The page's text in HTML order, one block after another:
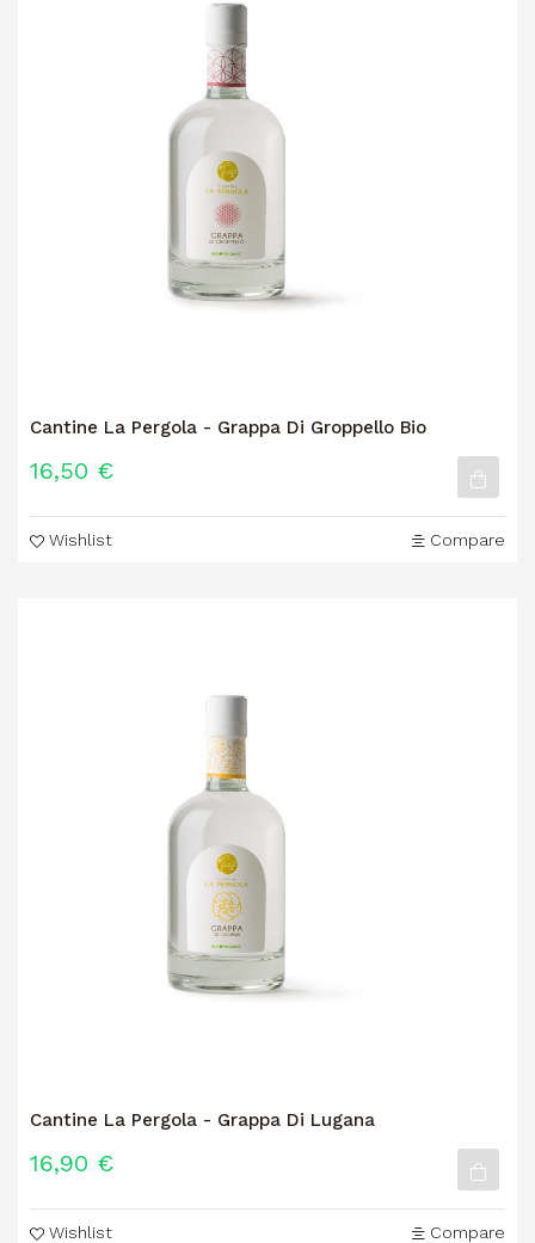
Cantine La Pergola - Grappa Di Groppello Bio
16,50 €
Wishlist Compare
Cantine La Pergola - Grappa Di Lugana
16,90 €
Wishlist Compare